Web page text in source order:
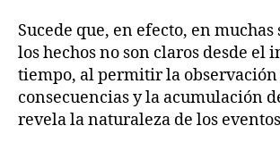
Sucede que, en efecto, en
los hechos no son claros desde el
tiempo, al permitir la observación
consecuencias y la acumulación
revela la naturaleza de los